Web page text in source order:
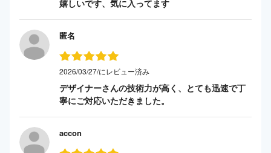
嬉しいです、気に入ってます
匿名
2026/03/27/にレビュー済み
デザイナーさんの技術力が高く、とても迅速で丁
寧にご対応いただきました。
accon